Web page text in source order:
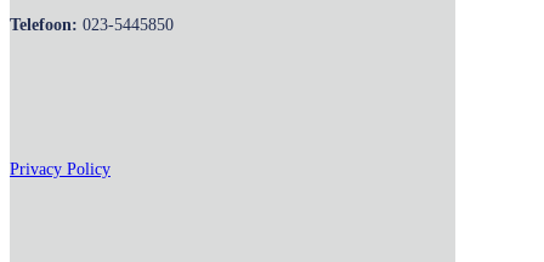
Telefoon: 023-5445850
Privacy Policy